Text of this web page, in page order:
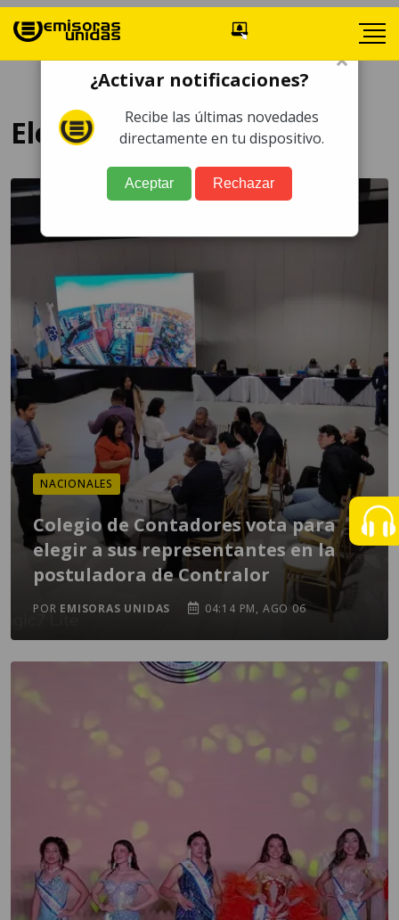
Elecciones
NACIONALES
Colegio de Contadores vota para
elegir a sus representantes en la
postuladora de Contralor
POR EMISORAS UNIDAS 04:14 PM, AGO 06
×
¿Activar notificaciones?
Recibe las últimas novedades
directamente en tu dispositivo.
Aceptar Rechazar